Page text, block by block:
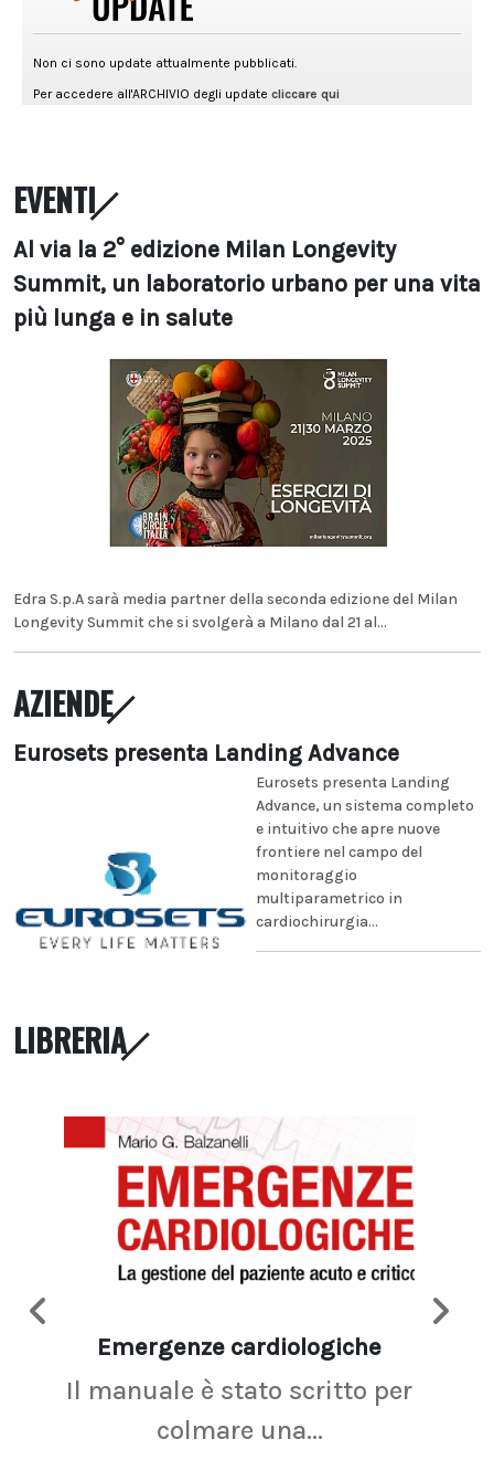
EVENTI
Al via la 2° edizione Milan Longevity
Summit, un laboratorio urbano per una vita
più lunga e in salute
Edra S.p.A sarà media partner della seconda edizione del Milan
Longevity Summit che si svolgerà a Milano dal 21 al...
AZIENDE
Eurosets presenta Landing Advance
Eurosets presenta Landing
Advance, un sistema completo
e intuitivo che apre nuove
frontiere nel campo del
monitoraggio
multiparametrico in
cardiochirurgia...
LIBRERIA
Emergenze cardiologiche
Il manuale è stato scritto per
colmare una...